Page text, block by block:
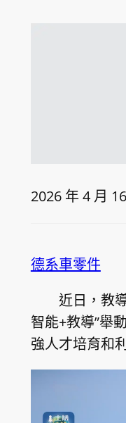
2026 年 4 月
德系車零件
近日，教
智能+教導”舉
強人才培育和